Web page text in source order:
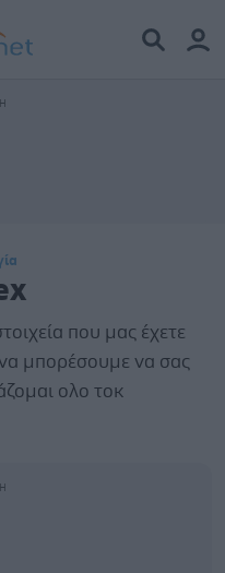
που μας έχετε
μπορέσουμε να σας
ολο τοκ